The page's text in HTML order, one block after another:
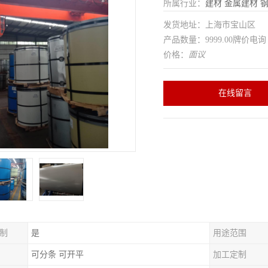
所属行业： 建材 金属建材
发货地址：上海市宝山区
产品数量：9999.00牌价电询
价格： 面议
在线留言
是 用途范围
可分条 可开平 加工定制